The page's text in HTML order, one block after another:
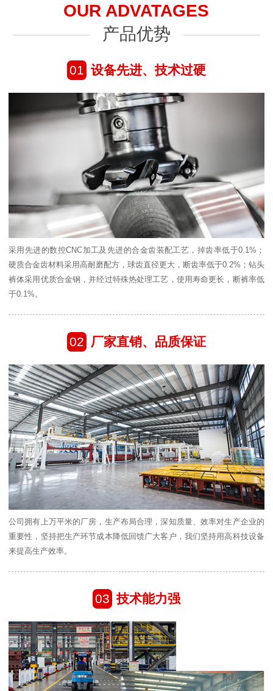
OUR ADVATAGES
产品优势
01 设备先进、技术过硬
采用先进的数控CNC加工及先进的合金齿装配工艺，掉齿率低于0.1%；
硬质合金齿材料采用高耐磨配方，球齿直径更大，断齿率低于0.2%；钻头
裤体采用优质合金钢，并经过特殊热处理工艺，使用寿命更长，断裤率低
于0.1%。
02 厂家直销、品质保证
公司拥有上万平米的厂房，生产布局合理，深知质量、效率对生产企业的
重要性，坚持把生产环节成本降低回馈广大客户，我们坚持用高科技设备
来提高生产效率。
03 技术能力强